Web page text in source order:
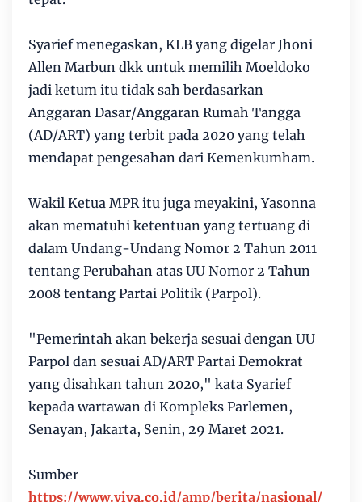
Syarief menegaskan, KLB yang digelar Jhoni
Allen Marbun dkk untuk memilih Moeldoko
jadi ketum itu tidak sah berdasarkan
Anggaran Dasar/Anggaran Rumah Tangga
(AD/ART) yang terbit pada 2020 yang telah
mendapat pengesahan dari Kemenkumham.
Wakil Ketua MPR itu juga meyakini, Yasonna
akan mematuhi ketentuan yang tertuang di
dalam Undang-Undang Nomor 2 Tahun 2011
tentang Perubahan atas UU Nomor 2 Tahun
2008 tentang Partai Politik (Parpol).
"Pemerintah akan bekerja sesuai dengan UU
Parpol dan sesuai AD/ART Partai Demokrat
yang disahkan tahun 2020," kata Syarief
kepada wartawan di Kompleks Parlemen,
Senayan, Jakarta, Senin, 29 Maret 2021.
Sumber
https://www.viva.co.id/amp/berita/nasional/